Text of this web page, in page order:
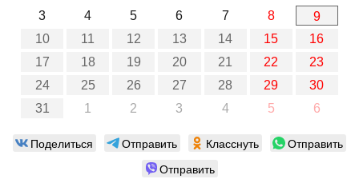
3
4 5 6 7 8
9
10
11 12 13 14 15
16
17
18 19 20 21 22
23
24
25 26 27 28 29
30
31
1 2 3 4 5 6
Поделиться Отправить Класснуть
Отправить
Отправить